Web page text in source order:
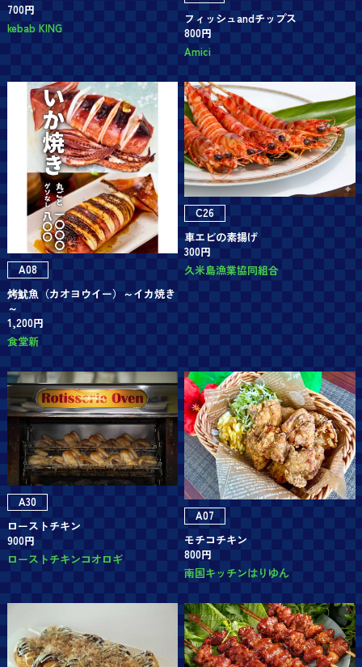
700円
kebab KING
フィッシュandチップス
800円
Amici
A08
烤魷魚（カオヨウイー）～イカ焼き
～
1,200円
食堂新
C26
車エビの素揚げ
300円
久米島漁業協同組合
A30
ローストチキン
900円
ローストチキンコオロギ
A07
モチコチキン
800円
南国キッチンはりゆん